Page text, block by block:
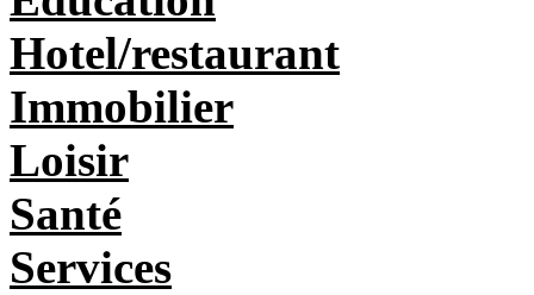
Hotel/restaurant
Immobilier
Loisir
Santé
Services